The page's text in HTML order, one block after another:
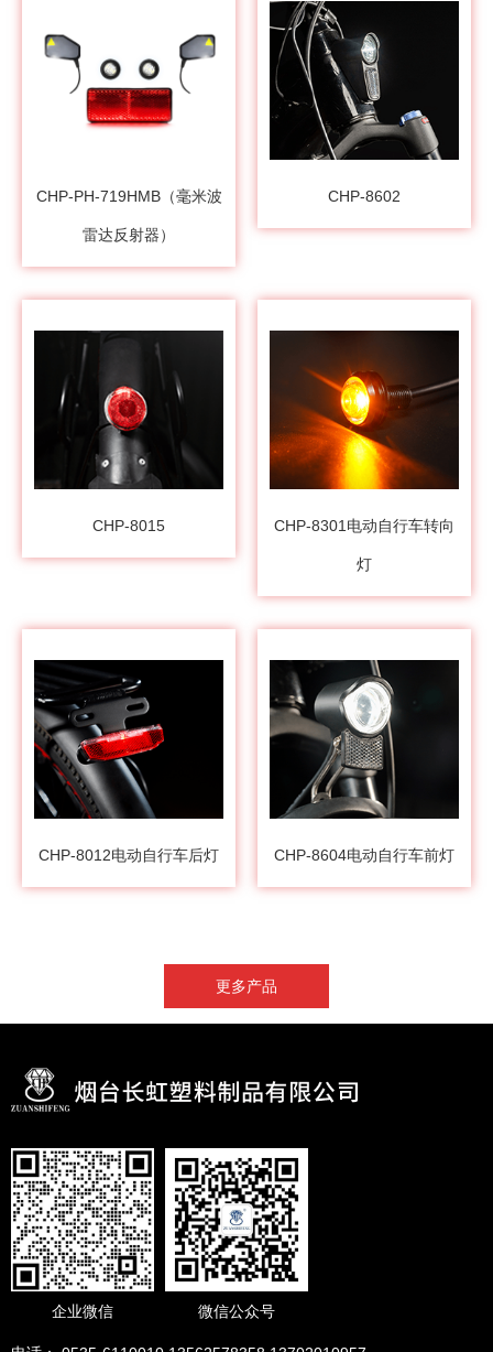
CHP-PH-719HMB（毫米波
雷达反射器）
CHP-8602
CHP-8015 CHP-8301电动自行车转向
灯
CHP-8012电动自行车后灯 CHP-8604电动自行车前灯
更多产品
企业微信 微信公众号